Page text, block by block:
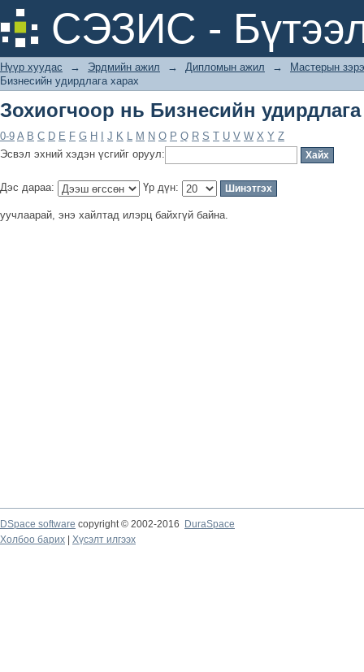
СЭЗИС -
Зохиогчоор нь Бизнесийн
Нүүр хуудас → Эрдмийн ажил → Дипломын ажил →
Мастерын
Бизнесийн удирдлага харах
Зохиогчоор нь Бизнесийн удирдлага
0-9 A B C D E F G H J K L M N O P Q R S T U V W X Y Z
Эсвэл эхний хэдэн үсгийг оруул:
Дэс дараа: Үр дүн:
уучлаарай, энэ хайлтад илэрц байхгүй байна.
DSpace software copyright © 2002-2016
DuraSpace
Холбоо барих
Хүсэлт илгээх